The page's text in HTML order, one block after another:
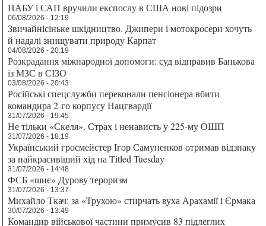
НАБУ і САП вручили експослу в США нові підозри
06/08/2026 - 12:19
Звичайнісіньке шкідництво. Джипери і мотокросери хочуть
й надалі знищувати природу Карпат
04/08/2026 - 20:19
Розкрадання міжнародної допомоги: суд відправив Банькова
із МЗС в СІЗО
03/08/2026 - 20:43
Російські спецслужби переконали пенсіонера вбити
командира 2-го корпусу Нацгвардії
31/07/2026 - 19:45
Не тільки «Скеля». Страх і ненависть у 225-му ОШП
31/07/2026 - 18:19
Український гросмейстер Ігор Самуненков отримав відзнаку
за найкрасивіший хід на Titled Tuesday
31/07/2026 - 14:48
ФСБ «шиє» Дурову тероризм
31/07/2026 - 13:37
Михайло Ткач: за «Трухою» стирчать вуха Арахамії і Єрмака
30/07/2026 - 13:49
Командир військової частини примусив 83 підлеглих